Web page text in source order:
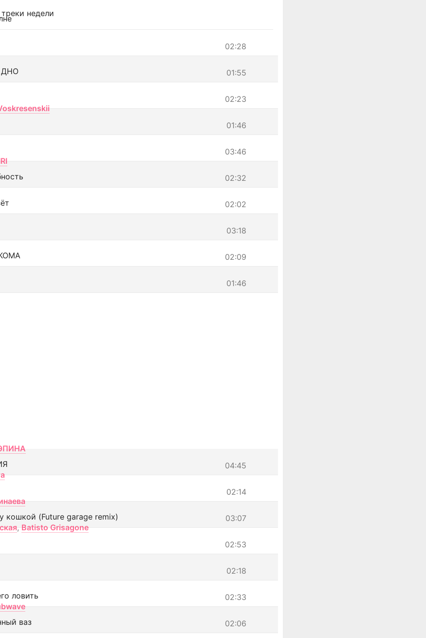
недели
02:28
01:55
ДНО
02:23
01:46
03:46
02:32
02:02
03:18
02:09
01:46
04:45
02:14
03:07
кошкой (Future garage remix)
, Batisto Grisagone
02:53
02:18
02:33
ловить
02:06
ваз